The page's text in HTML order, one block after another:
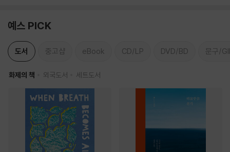
예스 PICK
도서 중고샵 eBook CD/LP DVD/BD 문구/
화제의 책 외국도서 세트도서